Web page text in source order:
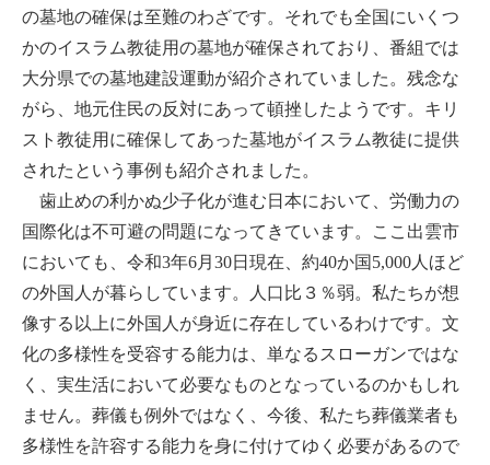
の墓地の確保は至難のわざです。それでも全国にいくつ
かのイスラム教徒用の墓地が確保されており、番組では
大分県での墓地建設運動が紹介されていました。残念な
がら、地元住民の反対にあって頓挫したようです。キリ
スト教徒用に確保してあった墓地がイスラム教徒に提供
されたという事例も紹介されました。
歯止めの利かぬ少子化が進む日本において、労働力の
国際化は不可避の問題になってきています。ここ出雲市
においても、令和3年6月30日現在、約40か国5,000人ほど
の外国人が暮らしています。人口比３％弱。私たちが想
像する以上に外国人が身近に存在しているわけです。文
化の多様性を受容する能力は、単なるスローガンではな
く、実生活において必要なものとなっているのかもしれ
ません。葬儀も例外ではなく、今後、私たち葬儀業者も
多様性を許容する能力を身に付けてゆく必要があるので